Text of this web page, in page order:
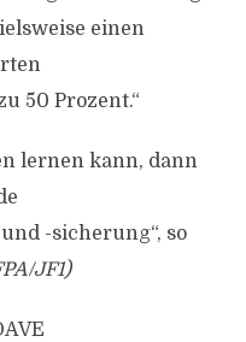
einen
50 Prozent.“
lernen kann, dann
-sicherung“, so
JF1)